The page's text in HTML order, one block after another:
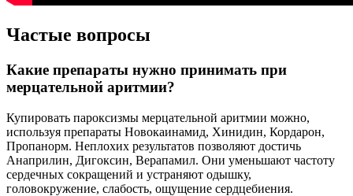
Частые вопросы
Какие препараты нужно принимать при
мерцательной аритмии?
Купировать пароксизмы мерцательной аритмии можно,
используя препараты Новокаинамид, Хинидин, Кордарон,
Пропанорм. Неплохих результатов позволяют достичь
Анаприлин, Дигоксин, Верапамил. Они уменьшают частоту
сердечных сокращений и устраняют одышку,
головокружение, слабость, ощущение сердцебиения.